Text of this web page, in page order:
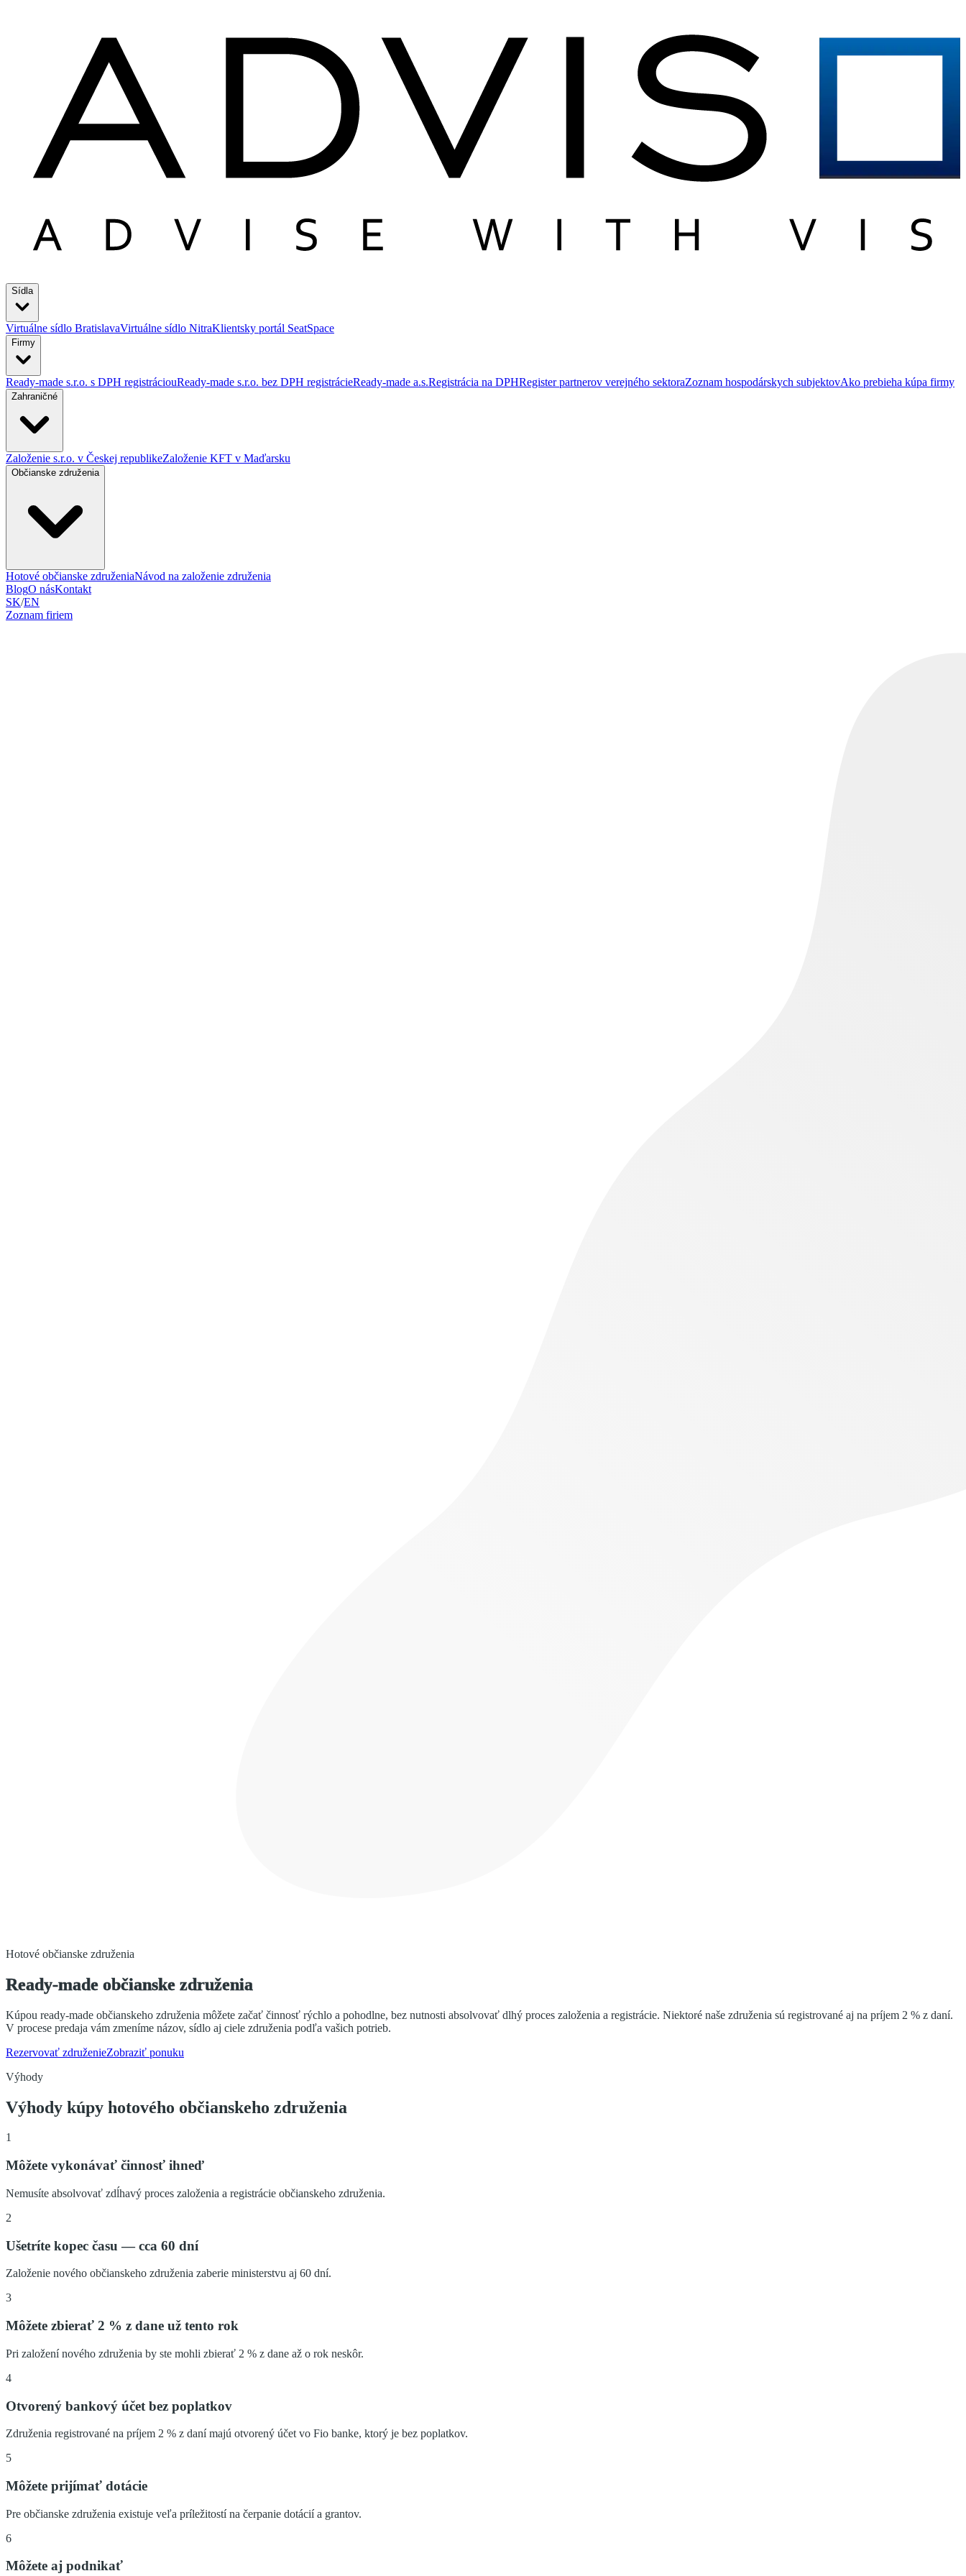
Sídla
Virtuálne sídlo BratislavaVirtuálne sídlo NitraKlientsky portál SeatSpace
Firmy
Ready-made s.r.o. s DPH registráciouReady-made s.r.o. bez DPH registrácieReady-made a.s.Registrácia na DPHRegister partnerov verejného sektoraZoznam hospodárskych subjektovAko prebieha kúpa firmy
Zahraničné
Založenie s.r.o. v Českej republikeZaloženie KFT v Maďarsku
Občianske združenia
Hotové občianske združeniaNávod na založenie združenia
BlogO násKontakt
SK/EN
Zoznam firiem
Hotové občianske združenia
Ready-made občianske združenia
Kúpou ready-made občianskeho združenia môžete začať činnosť rýchlo a pohodlne, bez nutnosti absolvovať dlhý proces založenia a registrácie. Niektoré naše združenia sú registrované aj na príjem 2 % z daní.
V procese predaja vám zmeníme názov, sídlo aj ciele združenia podľa vašich potrieb.
Rezervovať združenieZobraziť ponuku
Výhody
Výhody kúpy hotového občianskeho združenia
1
Môžete vykonávať činnosť ihneď
Nemusíte absolvovať zdĺhavý proces založenia a registrácie občianskeho združenia.
2
Ušetríte kopec času — cca 60 dní
Založenie nového občianskeho združenia zaberie ministerstvu aj 60 dní.
3
Môžete zbierať 2 % z dane už tento rok
Pri založení nového združenia by ste mohli zbierať 2 % z dane až o rok neskôr.
4
Otvorený bankový účet bez poplatkov
Združenia registrované na príjem 2 % z daní majú otvorený účet vo Fio banke, ktorý je bez poplatkov.
5
Môžete prijímať dotácie
Pre občianske združenia existuje veľa príležitostí na čerpanie dotácií a grantov.
6
Môžete aj podnikať